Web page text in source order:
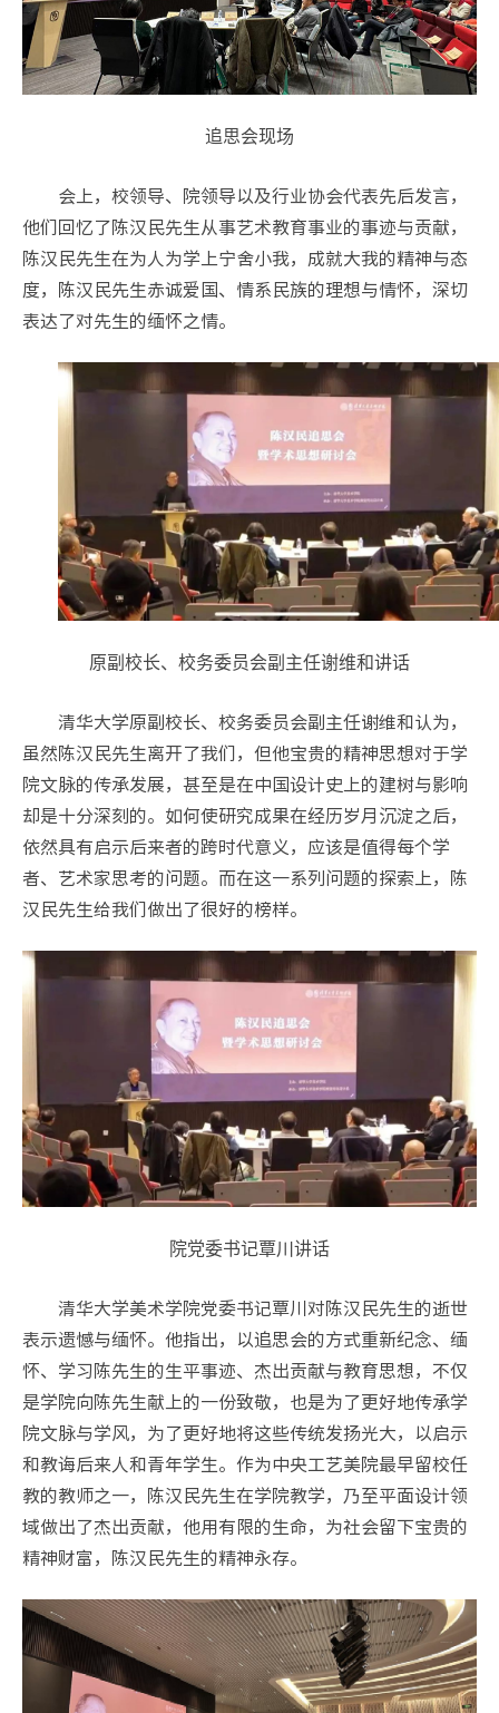
追思会现场
会上，校领导、院领导以及行业协会代表先后发言，
他们回忆了陈汉民先生从事艺术教育事业的事迹与贡献，
陈汉民先生在为人为学上宁舍小我，成就大我的精神与态
度，陈汉民先生赤诚爱国、情系民族的理想与情怀，深切
表达了对先生的缅怀之情。
原副校长、校务委员会副主任谢维和讲话
清华大学原副校长、校务委员会副主任谢维和认为，
虽然陈汉民先生离开了我们，但他宝贵的精神思想对于学
院文脉的传承发展，甚至是在中国设计史上的建树与影响
却是十分深刻的。如何使研究成果在经历岁月沉淀之后，
依然具有启示后来者的跨时代意义，应该是值得每个学
者、艺术家思考的问题。而在这一系列问题的探索上，陈
汉民先生给我们做出了很好的榜样。
院党委书记覃川讲话
清华大学美术学院党委书记覃川对陈汉民先生的逝世
表示遗憾与缅怀。他指出，以追思会的方式重新纪念、缅
怀、学习陈先生的生平事迹、杰出贡献与教育思想，不仅
是学院向陈先生献上的一份致敬，也是为了更好地传承学
院文脉与学风，为了更好地将这些传统发扬光大，以启示
和教诲后来人和青年学生。作为中央工艺美院最早留校任
教的教师之一，陈汉民先生在学院教学，乃至平面设计领
域做出了杰出贡献，他用有限的生命，为社会留下宝贵的
精神财富，陈汉民先生的精神永存。